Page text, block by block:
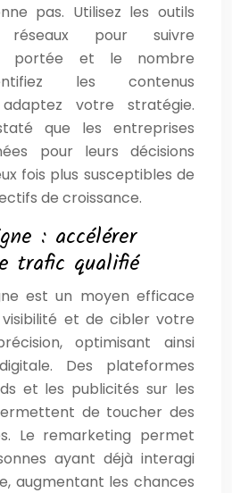
pas. Utilisez les outils
réseaux pour suivre
portée et le nombre
les contenus
votre stratégie.
que les entreprises
pour leurs décisions
fois plus susceptibles de
de croissance.
: accélérer
trafic qualifié
est un moyen efficace
et de cibler votre
optimisant ainsi
Des plateformes
et les publicités sur les
de toucher des
Le remarketing permet
ayant déjà interagi
augmentant les chances